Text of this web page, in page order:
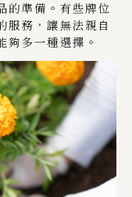
的準備。有些牌位
服務，讓無法親自
夠多一種選擇。